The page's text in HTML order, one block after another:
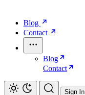
Blog
Contact
Blog
Contact
Sign In